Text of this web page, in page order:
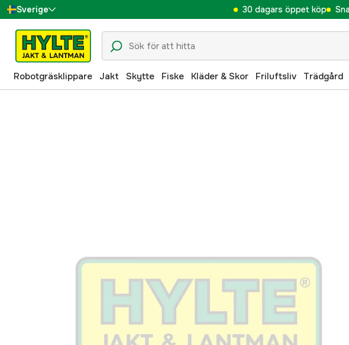
Sverige
Danmark
Suomi
Norge
30 dagars öppet köp
Robotgräsklippare Jakt Skytte Fiske Kläder & Skor Friluftsliv Trädgård